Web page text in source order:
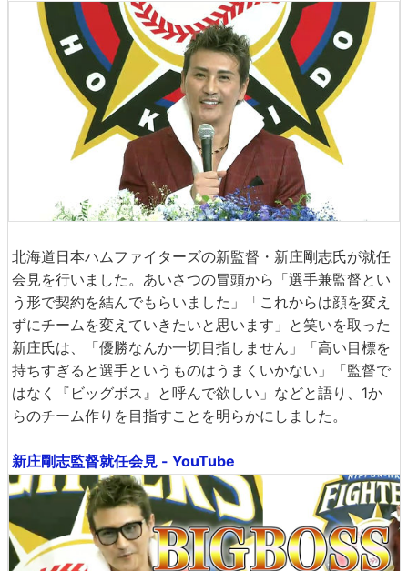
北海道日本ハムファイターズの新監督・新庄剛志氏が就任
会見を行いました。あいさつの冒頭から「選手兼監督とい
う形で契約を結んでもらいました」「これからは顔を変え
ずにチームを変えていきたいと思います」と笑いを取った
新庄氏は、「優勝なんか一切目指しません」「高い目標を
持ちすぎると選手というものはうまくいかない」「監督で
はなく『ビッグボス』と呼んで欲しい」などと語り、1か
らのチーム作りを目指すことを明らかにしました。
新庄剛志監督就任会見 - YouTube